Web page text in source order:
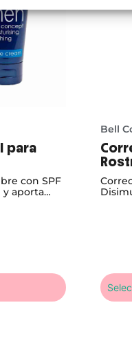
para
con SPF
y aporta
Bell